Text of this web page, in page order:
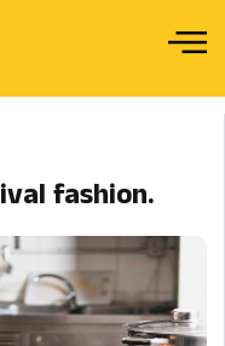
fashion.